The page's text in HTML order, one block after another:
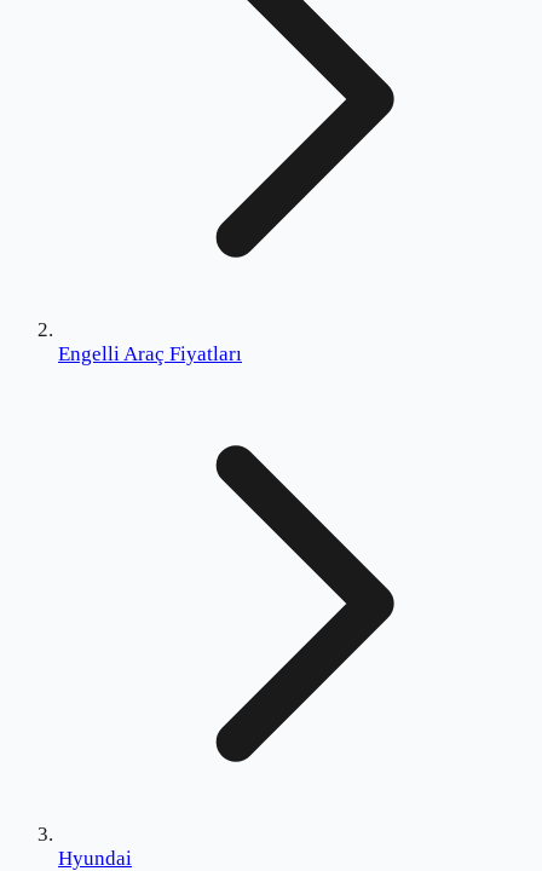
Engelli Araç Fiyatları
Hyundai